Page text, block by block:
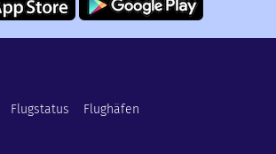
Flugstatus Flughäfen